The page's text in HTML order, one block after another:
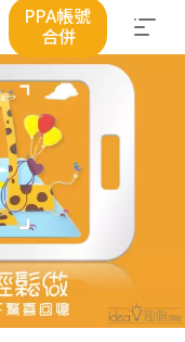
PPA帳號
合併